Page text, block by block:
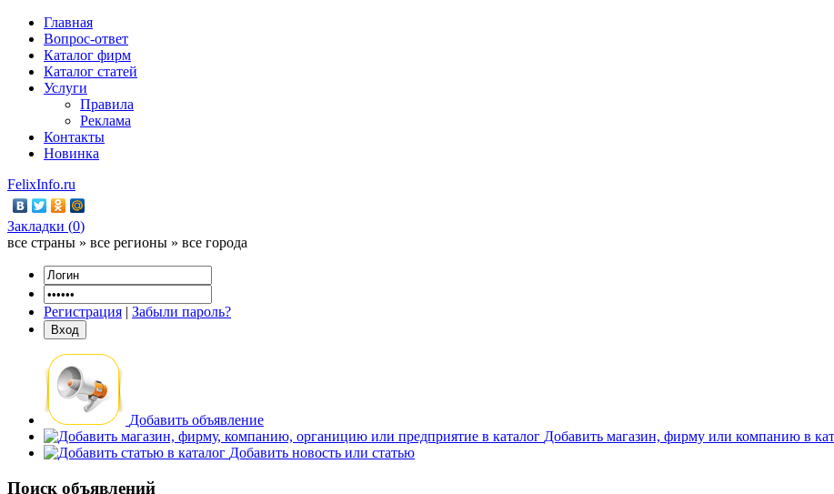
Главная
Вопрос-ответ
Каталог фирм
Каталог статей
Услуги
Правила
Реклама
Контакты
Новинка
FelixInfo.ru
Закладки (0)
все страны » все регионы » все города
Регистрация | Забыли пароль?
Добавить объявление
Добавить магазин, фирму или компанию в
Добавить новость или статью
Поиск объявлений